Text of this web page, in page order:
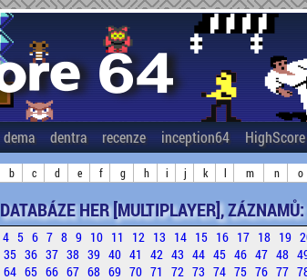
dema dentra recenze inception64 HighScore
b c d e f g h i j k l m n o
DATABÁZE HER [MULTIPLAYER],
4 5 6 7 8 9 10 11 12 13 14 15 16 17 18 19
35 36 37 38 39 40 41 42 43 44 45 46 47 48
64 65 66 67 68 69 70 71 72 73 74 75 76 77